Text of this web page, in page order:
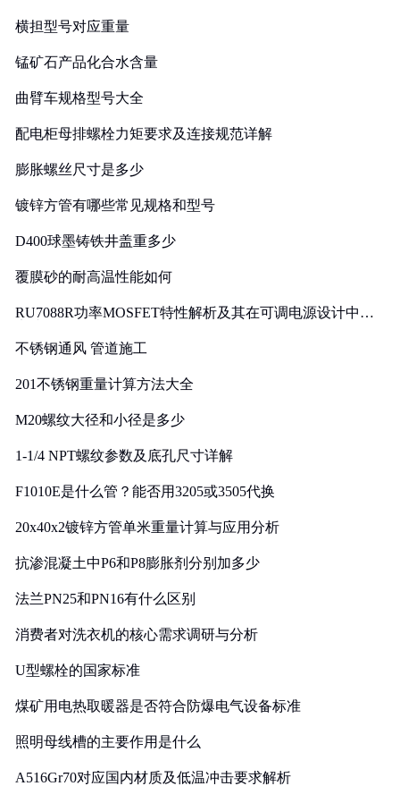
横担型号对应重量
锰矿石产品化合水含量
曲臂车规格型号大全
配电柜母排螺栓力矩要求及连接规范详解
膨胀螺丝尺寸是多少
镀锌方管有哪些常见规格和型号
D400球墨铸铁井盖重多少
覆膜砂的耐高温性能如何
RU7088R功率MOSFET特性解析及其在可调电源设计中的
不锈钢通风 管道施工
201不锈钢重量计算方法大全
M20螺纹大径和小径是多少
1-1/4 NPT螺纹参数及底孔尺寸详解
F1010E是什么管？能否用3205或3505代换
20x40x2镀锌方管单米重量计算与应用分析
抗渗混凝土中P6和P8膨胀剂分别加多少
法兰PN25和PN16有什么区别
消费者对洗衣机的核心需求调研与分析
U型螺栓的国家标准
煤矿用电热取暖器是否符合防爆电气设备标准
照明母线槽的主要作用是什么
A516Gr70对应国内材质及低温冲击要求解析